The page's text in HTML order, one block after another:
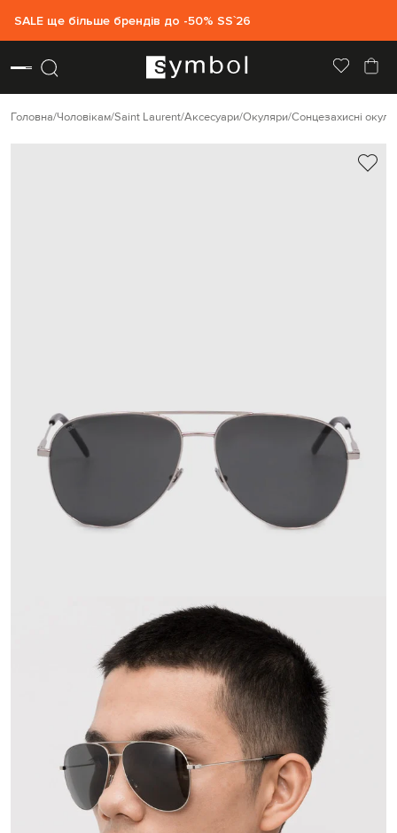
SALE ще більше брендів до -50% SS`26
Головна Чоловікам Saint Laurent Аксесуари Окуляри Сонцезахисні